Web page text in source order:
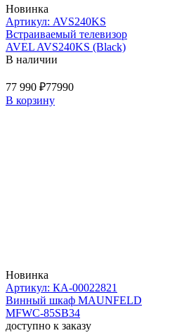
Новинка
Артикул: AVS240KS
Встраиваемый телевизор
AVEL AVS240KS (Black)
В наличии
77 990 ₽77990
В корзину
Новинка
Артикул: КА-00022821
Винный шкаф MAUNFELD
MFWC-85SB34
доступно к заказу